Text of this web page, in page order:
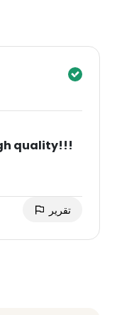
quality!!!
تقرير